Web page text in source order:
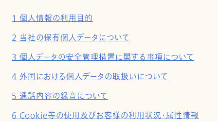
1 個人情報の利用目的
2 当社の保有個人データについて
3 個人データの安全管理措置に関する事項について
4 外国における個人データの取扱いについて
5 通話内容の録音について
6 Cookie等の使用及びお客様の利用状況・属性情報